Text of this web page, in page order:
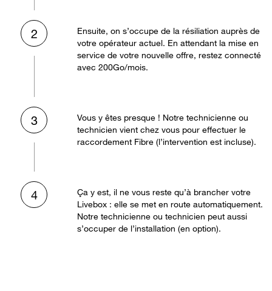
2
Ensuite, on s’occupe de la résiliation auprès de
votre opérateur actuel. En attendant la mise en
service de votre nouvelle offre, restez connecté
avec 200Go/mois.
3
Vous y êtes presque ! Notre technicienne ou
technicien vient chez vous pour effectuer le
raccordement Fibre (l’intervention est incluse).
4
Ça y est, il ne vous reste qu’à brancher votre
Livebox : elle se met en route automatiquement.
Notre technicienne ou technicien peut aussi
s’occuper de l’installation (en option).